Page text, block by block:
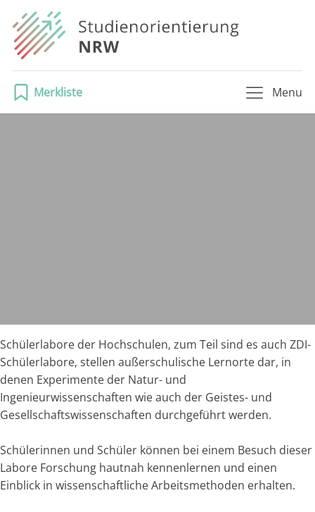
Merkliste Menu
Schülerlabore der Hochschulen, zum Teil sind es auch ZDI-
Schülerlabore, stellen außerschulische Lernorte dar, in
denen Experimente der Natur- und
Ingenieurwissenschaften wie auch der Geistes- und
Gesellschaftswissenschaften durchgeführt werden.
Schülerinnen und Schüler können bei einem Besuch dieser
Labore Forschung hautnah kennenlernen und einen
Einblick in wissenschaftliche Arbeitsmethoden erhalten.